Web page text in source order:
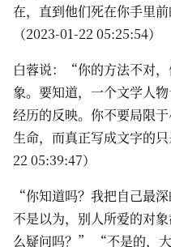
在，直到他们死在你手里
（2023-01-22 05:25:54）
白蓉说：“你的方法不对
象。要知道，一个文学人
经历的反映。你不要局限
生命，而真正写成文字的
22 05:39:47）
“你知道吗？我把自己最
不是以为，别人所爱的对
么疑问吗？” “不是的，